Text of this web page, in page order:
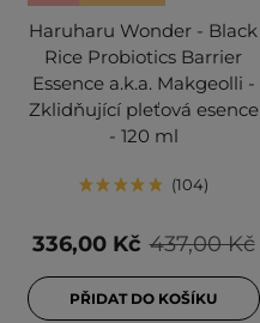
Haruharu Wonder - Black
Rice Probiotics Barrier
Essence a.k.a. Makgeolli -
Zklidňující pleťová esence
- 120 ml
104
437,00 Kč
336,00 Kč
PŘIDAT DO KOŠÍKU